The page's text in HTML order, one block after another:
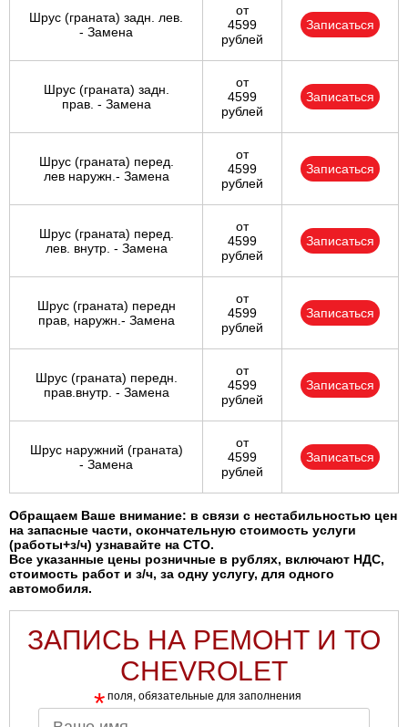
Шрус (граната) задн. лев.
- Замена
от
4599
рублей
Записаться
Шрус (граната) задн.
прав. - Замена
от
4599
рублей
Записаться
Шрус (граната) перед.
лев наружн.- Замена
от
4599
рублей
Записаться
Шрус (граната) перед.
лев. внутр. - Замена
от
4599
рублей
Записаться
Шрус (граната) передн
прав, наружн.- Замена
от
4599
рублей
Записаться
Шрус (граната) передн.
прав.внутр. - Замена
от
4599
рублей
Записаться
Шрус наружний (граната)
- Замена
от
4599
рублей
Записаться
Обращаем Ваше внимание: в связи с нестабильностью цен
на запасные части, окончательную стоимость услуги
(работы+з/ч) узнавайте на СТО.
Все указанные цены розничные в рублях, включают НДС,
стоимость работ и з/ч, за одну услугу, для одного
автомобиля.
ЗАПИСЬ НА РЕМОНТ И ТО
CHEVROLET
* поля, обязательные для заполнения